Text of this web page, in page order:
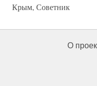
Крым, Советник
О